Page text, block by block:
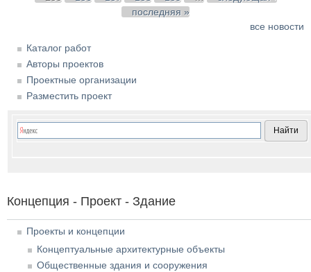
последняя »
все новости
Каталог работ
Авторы проектов
Проектные организации
Разместить проект
Концепция - Проект - Здание
Проекты и концепции
Концептуальные архитектурные объекты
Общественные здания и сооружения